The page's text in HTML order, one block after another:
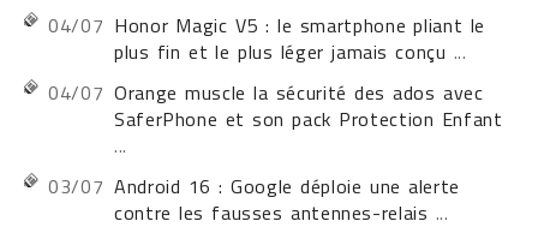
04/07 Honor Magic V5 : le smartphone pliant le
plus fin et le plus léger jamais conçu ...
04/07 Orange muscle la sécurité des ados avec
SaferPhone et son pack Protection Enfant
...
03/07 Android 16 : Google déploie une alerte
contre les fausses antennes-relais ...